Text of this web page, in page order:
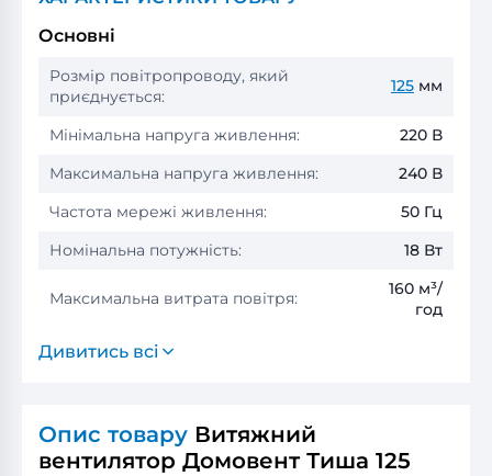
Основні
Розмір повітропроводу, який
приєднується:
125 мм
Мінімальна напруга живлення:
220 В
Максимальна напруга живлення:
240 В
Частота мережі живлення:
50 Гц
Номінальна потужність:
18 Вт
Максимальна витрата повітря:
160 м³/
год
Дивитись всі
Опис товару Витяжний
вентилятор Домовент Тиша 125